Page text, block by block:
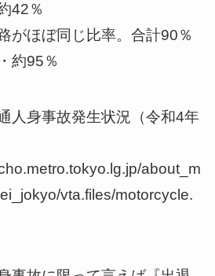
42％
がほぼ同じ比率。合計90％
約95％
人身事故発生状況（令和4年
about_m
vta.files/motorcycle.